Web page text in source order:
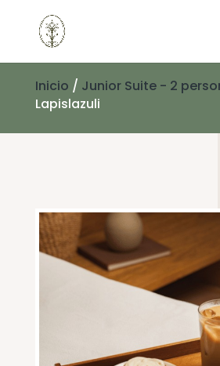
Inicio / Junior Suite - 2
Lapislazuli